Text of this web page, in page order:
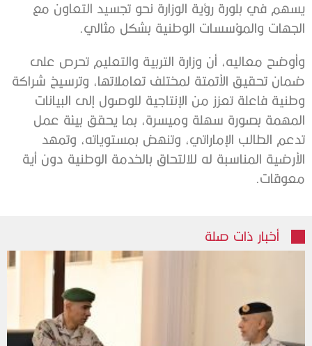
يسهم في بلورة رؤية الوزارة نحو تجسيد التعاون مع
الجهات والمؤسسات الوطنية بشكل مثالي.
وأوضح معاليه، أن وزارة التربية والتعليم تحرص على
ضمان تحقيق الأتمتة لمختلف تعاملاتها، وترسيخ شراكة
وطنية فاعلة تعزز من الإنتاجية للوصول إلى البيانات
المهمة بصورة سهلة وميسرة، بما يحقق بيئة عمل
تدعم الطالب الإماراتي، وتنهض بمستوياته، وتمهد
الأرضية المناسبة له للالتحاق بالخدمة الوطنية دون أية
معوقات.
أخبار ذات صلة